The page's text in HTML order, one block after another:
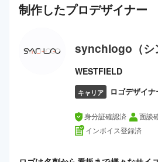
制作したプロデザイナー
synchlogo（シ
WESTFIELD
キャリア ロゴデザイナ
身分証確認済 面談
インボイス登録済